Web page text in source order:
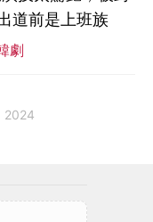
道前是上班族
劇
2024